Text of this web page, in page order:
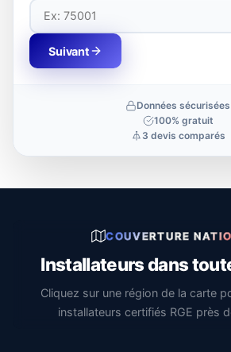
Suivant
Données sécurisées
100% gratuit
3 devis comparés
COUVERTURE
Installateurs dans
Cliquez sur une région de la carte
installateurs certifiés RGE près